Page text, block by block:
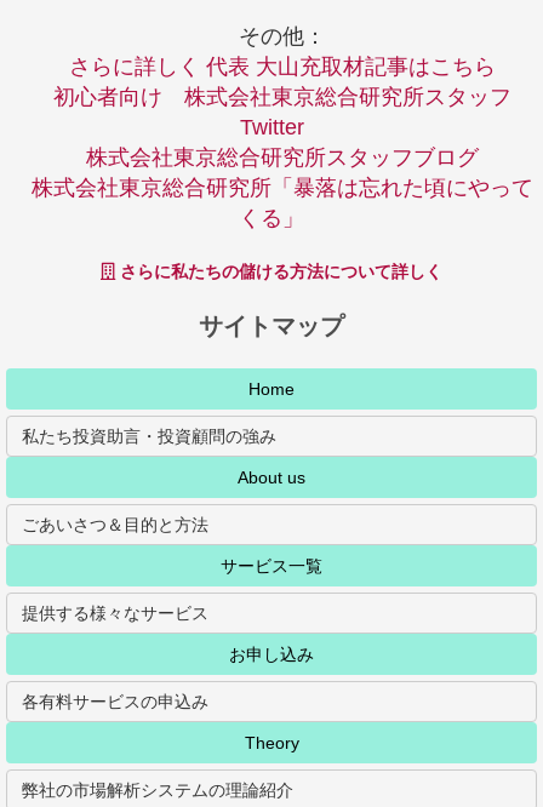
その他：
さらに詳しく 代表 大山充取材記事はこちら
初心者向け 株式会社東京総合研究所スタッフ
Twitter
株式会社東京総合研究所スタッフブログ
株式会社東京総合研究所「暴落は忘れた頃にやって
くる」
さらに私たちの儲ける方法について詳しく
サイトマップ
Home
私たち投資助言・投資顧問の強み
About us
ごあいさつ＆目的と方法
サービス一覧
提供する様々なサービス
お申し込み
各有料サービスの申込み
Theory
弊社の市場解析システムの理論紹介